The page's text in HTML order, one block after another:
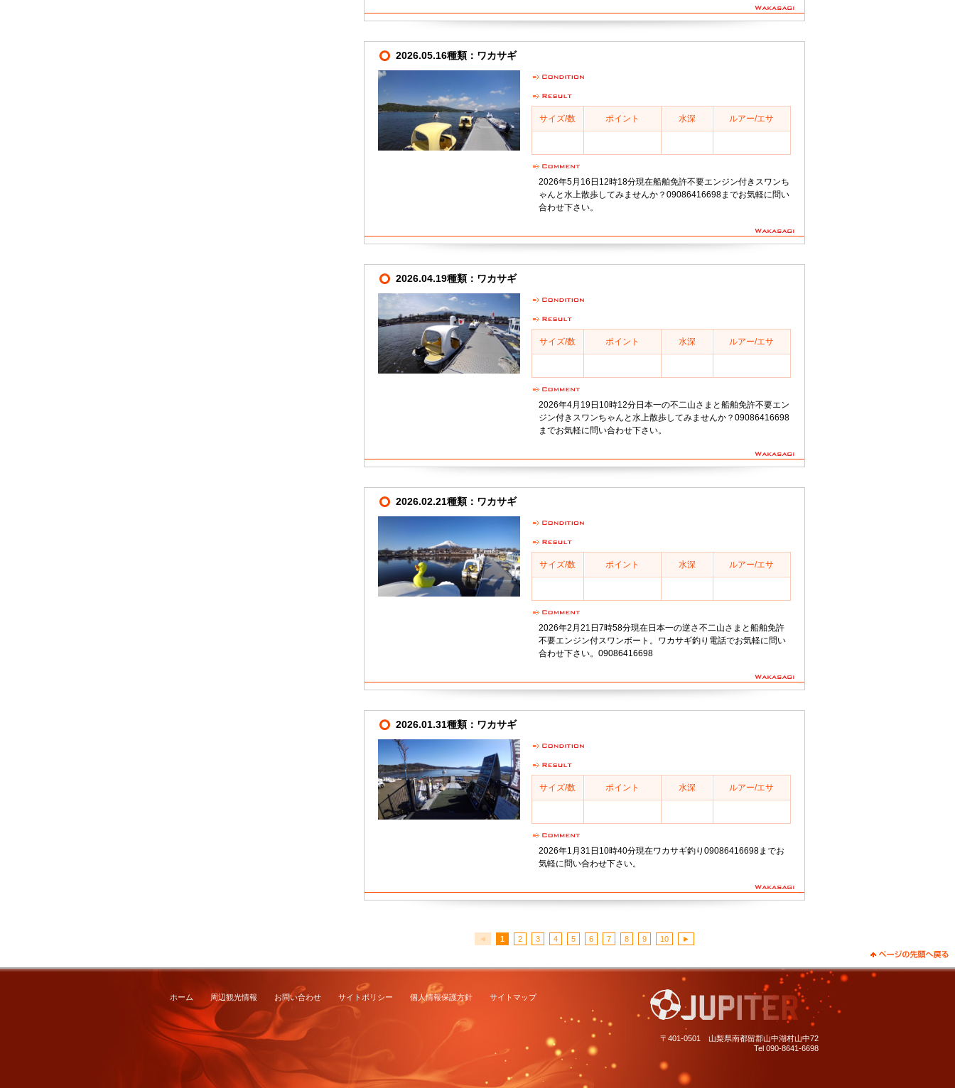
2026.05.16種類：ワカサギ
サイズ/数 ポイント 水深 ルアー/エサ
2026年5月16日12時18分現在船舶免許不要エンジン付きスワンち
ゃんと水上散歩してみませんか？09086416698までお気軽に問い
合わせ下さい。
2026.04.19種類：ワカサギ
サイズ/数 ポイント 水深 ルアー/エサ
2026年4月19日10時12分日本一の不二山さまと船舶免許不要エン
ジン付きスワンちゃんと水上散歩してみませんか？09086416698
までお気軽に問い合わせ下さい。
2026.02.21種類：ワカサギ
サイズ/数 ポイント 水深 ルアー/エサ
2026年2月21日7時58分現在日本一の逆さ不二山さまと船舶免許
不要エンジン付スワンボート。ワカサギ釣り電話でお気軽に問い
合わせ下さい。09086416698
2026.01.31種類：ワカサギ
サイズ/数 ポイント 水深 ルアー/エサ
2026年1月31日10時40分現在ワカサギ釣り09086416698までお
気軽に問い合わせ下さい。
◄ 1 2 3 4 5 6 7 8 9 10 ►
ホーム 周辺観光情報 お問い合わせ サイトポリシー 個人情報保護方針 サイトマップ
〒401-0501 山梨県南都留郡山中湖村山中72
Tel 090-8641-6698